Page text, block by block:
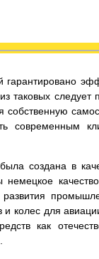
гарантировано
таковых следует
современным
создана в
и колес для
как